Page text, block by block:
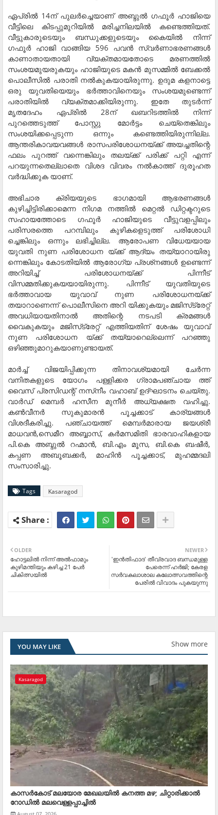
ഏപ്രില്‍ 14ന് പുലര്‍ച്ചെയാണ് അബ്ദുല്‍ ഗഫൂര്‍ ഹാജിയെ
വീട്ടിലെ കിടപ്പുമുറിയില്‍ മരിച്ചനിലയില്‍ കണ്ടെത്തിയത്.
വീട്ടുകാരുടെയും ബന്ധുക്കളുടെയും കൈയില്‍ നിന്ന്
ഗഫൂര്‍ ഹാജി വാങ്ങിയ 596 പവന്‍ സ്വര്‍ണാഭരണങ്ങള്‍
കാണാതായതായി വ്യക്തമായതോടെ മരണത്തില്‍
സംശയമുയരുകയും ഹാജിയുടെ മകന്‍ മുസമ്മില്‍ ബേക്കല്‍
പൊലീസില്‍ പരാതി നല്‍കുകയായിരുന്നു. ഉദുമ കളനാട്ടെ
ഒരു യുവതിയെയും ഭര്‍ത്താവിനെയും സംശയമുണ്ടെന്ന്
പരാതിയില്‍ വ്യക്തമാക്കിയിരുന്നു. ഇതേ തുടര്‍ന്ന്
മൃതദേഹം ഏപ്രില്‍ 28ന് ഖബറിടത്തില്‍ നിന്ന്
പുറത്തെടുത്ത് പോസ്റ്റു മോര്‍ട്ടം ചെയ്‌തെങ്കിലും
സംശയിക്കപ്പെടുന്ന ഒന്നും കണ്ടെത്തിയിരുന്നില്ല.
ആന്തരികാവയവങ്ങള്‍ രാസപരിശോധനയ്ക്ക് അയച്ചതിന്റെ
ഫലം പുറത്ത് വന്നെങ്കിലും തലയ്ക്ക് പരിക്ക് പറ്റി എന്ന്
പറയുന്നതെല്ലാതെ വിശദ വിവരം നല്‍കാത്ത് ദുരൂഹത
വര്‍ദ്ധിക്കുക യാണ്.
അഭിചാര ക്രിയയുടെ ഭാഗമായി ആഭരണങ്ങള്‍
കുഴിച്ചിട്ടിരിക്കാമെന്ന നിഗമ നത്തില്‍ മെറ്റല്‍ ഡിറ്റക്ടറുടെ
സഹായത്തോടെ ഗഫൂര്‍ ഹാജിയുടെ വീട്ടുവളപ്പിലും
പരിസരത്തെ പറമ്പിലും കുഴികളെടുത്ത് പരിശോധി
ച്ചെങ്കിലും ഒന്നും ലഭിച്ചില്ല. ആരോപണ വിധേയയായ
യുവതി നുണ പരിശോധന യ്ക്ക് ആദ്യം തയ്യാറായിരു
ന്നെങ്കിലും കോടതിയില്‍ ആരോഗ്യ പ്രശ്‌നങ്ങള്‍ ഉണ്ടെന്ന്
അറിയിച്ച് പരിശോധനയ്ക്ക് പിന്നീട്
വിസമ്മതിക്കുകയയായിരുന്നു. പിന്നീട് യുവതിയുടെ
ഭര്‍ത്താവായ യുവാവ് നുണ പരിശോധനയ്ക്ക്
തയാറാണെന്ന് പൊലീസിനെ അറി യിക്കുകയും മജിസ്‌ട്രേറ്റ്
അവധിയായതിനാല്‍ അതിന്റെ നടപടി ക്രമങ്ങള്‍
വൈകുകയും മജിസ്‌ട്രേറ്റ് എത്തിയതിന് ശേഷം യുവാവ്
നുണ പരിശോധന യ്ക്ക് തയ്യാറെല്ലെന്ന് പറഞ്ഞു
ഒഴിഞ്ഞുമാറുകയാണുണ്ടായത്.
മാര്‍ച്ച് വിജയിപ്പിക്കുന്ന തിനാവശ്യമായി ചേര്‍ന്ന
വനിതകളുടെ യോഗം പള്ളിക്കര ഗ്രാമപഞ്ചായ ത്ത്
വൈസ് പ്രസിഡന്റ് നസ്‌നീം വഹാബ് ഉദ്ഘാടനം ചെയ്തു.
വാര്‍ഡ് മെമ്പര്‍ ഹസീന മുനീര്‍ അധ്യക്ഷത വഹിച്ചു.
കണ്‍വീനര്‍ സുകുമാരന്‍ പൂച്ചക്കാട് കാര്യങ്ങള്‍
വിശദീകരിച്ചു. പഞ്ചായത്ത് മെമ്പര്‍മാരായ ജയശ്രീ
മാധവന്‍,സെമീറ അബ്ബാസ്, കര്‍മസമിതി ഭാരവാഹികളായ
പി.കെ അബ്ദുല്‍ റഹ്മാന്‍, ബി.എം മൂസ, ബി.കെ ബഷീര്‍,
കപ്പണ അബൂബക്കര്‍, മാഹിന്‍ പൂച്ചക്കാട്, മുഹമ്മദലി
സംസാരിച്ചു.
Tags Kasaragod
NEWER
'ഇന്‍തിഫാദ' തീവ്രവാദ ബന്ധമുള്ള
പേരെന്ന് ഹര്‍ജി; കേരള
സര്‍വകലാശാല കലോത്സവത്തിന്റെ
പേരില്‍ വിവാദം പുകയുന്നു
OLDER
ഹോട്ടലില്‍ നിന്ന് അല്‍ഫാമും
കുഴിമന്തിയും കഴിച്ച 21 പേര്‍
ചികിത്സയില്‍
YOU MAY LIKE Show more
Kasaragod
കാസര്‍കോട് മലയോര മേഖലയില്‍ കനത്ത മഴ; ചിറ്റാരിക്കാല്‍
റോഡില്‍ മലവെള്ളപ്പാച്ചില്‍